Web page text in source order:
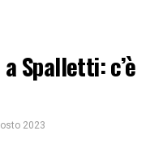
Spalletti: c’è
2023